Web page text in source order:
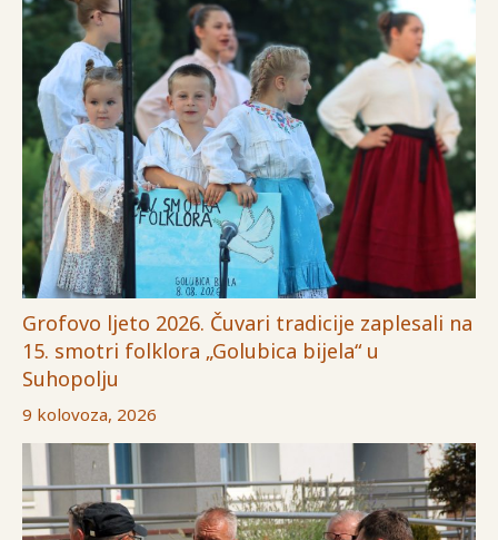
Grofovo ljeto 2026. Čuvari tradicije zaplesali na
15. smotri folklora „Golubica bijela“ u
Suhopolju
9 kolovoza, 2026